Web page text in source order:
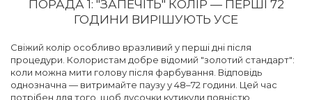
ПОРАДА 1: "ЗАПЕЧІТЬ" КОЛІР — ПЕРШІ 72
ГОДИНИ ВИРІШУЮТЬ УСЕ
Свіжий колір особливо вразливий у перші дні після
процедури. Колористам добре відомий "золотий стандарт":
коли можна мити голову після фарбування. Відповідь
однозначна — витримайте паузу у 48–72 години. Цей час
потрібен для того, щоб лусочки кутикули повністю